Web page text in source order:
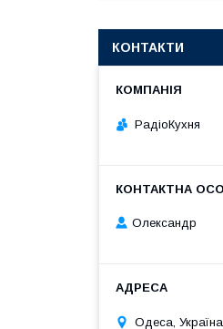
КОНТАКТИ
РадіоКухня
Олександр
Одеса, Україна